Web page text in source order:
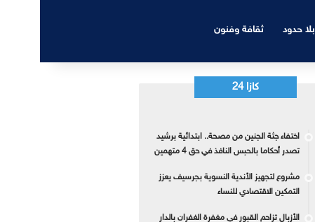
بلا حدود ثقافة وفنون
كازا 24
اختفاء جثة الجنين من مصحة.. ابتدائية برشيد
تصدر أحكاما بالحبس النافذ في حق 4 متهمين
مشروع لتجهيز الأندية النسوية بجرسيف يعزز
التمكين الاقتصادي للنساء
الأزبال تزاحم القبور في مغفرة الغفران بالدار